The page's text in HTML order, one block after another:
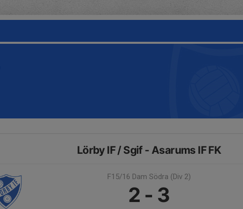
Lörby IF / Sgif - Asarums IF FK
F15/16 Dam Södra (Div 2)
2 - 3